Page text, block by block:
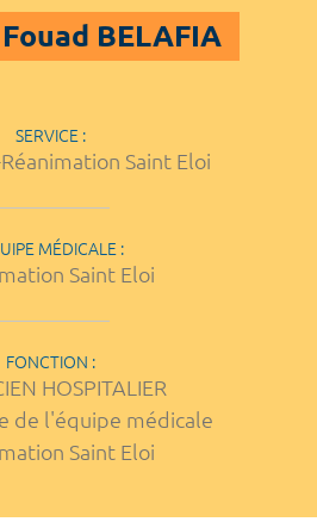
BELAFIA
SERVICE :
Saint Eloi
MÉDICALE :
Saint Eloi
FONCTION :
HOSPITALIER
de l'équipe médicale
Saint Eloi